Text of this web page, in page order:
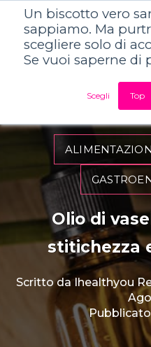
Un biscotto vero
sappiamo. Ma
scegliere solo di
Se vuoi saperne di
Scegli Top
Olio di
stitichezza
Scritto da Ihealthyou